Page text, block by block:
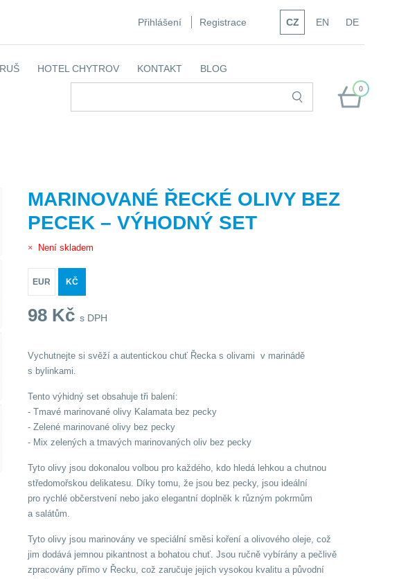
Přihlášení Registrace CZ EN DE
HOTEL CHYTROV KONTAKT BLOG
0
MARINOVANÉ ŘECKÉ OLIVY BEZ
PECEK – VÝHODNÝ SET
Není skladem
EUR KČ
98 Kčs DPH
Vychutnejte si svěží a autentickou chuť Řecka s olivami v marinádě
s bylinkami.
Tento výhidný set obsahuje tři balení:
- Tmavé marinované olivy Kalamata bez pecky
- Zelené marinované olivy bez pecky
- Mix zelených a tmavých marinovaných oliv bez pecky
Tyto olivy jsou dokonalou volbou pro každého, kdo hledá lehkou a chutnou
středomořskou delikatesu. Díky tomu, že jsou bez pecky, jsou ideální
pro rychlé občerstvení nebo jako elegantní doplněk k různým pokrmům
a salátům.
Tyto olivy jsou marinovány ve speciální směsi koření a olivového oleje, což
jim dodává jemnou pikantnost a bohatou chuť. Jsou ručně vybírány a pečlivě
zpracovány přímo v Řecku, což zaručuje jejich vysokou kvalitu a původní